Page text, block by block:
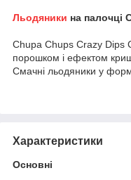
Льодяники на палочці
Chupa Chups Crazy Dips
порошком і ефектом
Смачні льодяники у
Характеристики
Основні